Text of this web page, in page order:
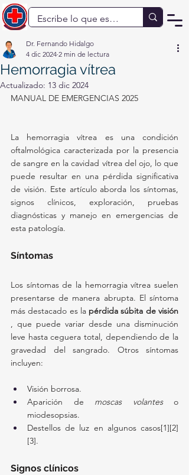
Hemorragia vítrea
Dr. Fernando Hidalgo
4 dic 2024 2 min de lectura
Actualizado: 13 dic 2024
MANUAL DE EMERGENCIAS 2025
La hemorragia vítrea es una condición
oftalmológica caracterizada por la presencia
de sangre en la cavidad vítrea del ojo, lo que
puede resultar en una pérdida significativa
de visión. Este artículo aborda los síntomas,
signos clínicos, exploración, pruebas
diagnósticas y manejo en emergencias de
esta patología.
Síntomas
Los síntomas de la hemorragia vítrea suelen
presentarse de manera abrupta. El síntoma
más destacado es la pérdida súbita de visión
, que puede variar desde una disminución
leve hasta ceguera total, dependiendo de la
gravedad del sangrado. Otros síntomas
incluyen:
Visión borrosa.
Aparición de moscas volantes o
miodesopsias.
Destellos de luz en algunos casos[1][2]
[3].
Signos clínicos